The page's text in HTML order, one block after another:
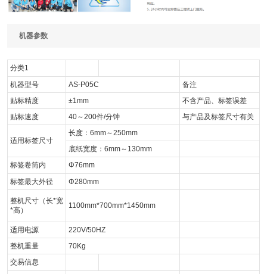
机器参数
分类1
机器型号
AS-P05C
备注
贴标精度
±1mm
不含产品、标签误差
贴标速度
40～200件/分钟 与产品及标签尺寸有关
适用标签尺寸
长度：6mm～250mm
底纸宽度：6mm～130mm
标签卷筒内
Φ76mm
标签最大外径
Φ280mm
整机尺寸（长*宽
*高）
1100mm*700mm*1450mm
适用电源
220V/50HZ
整机重量
70Kg
交易信息